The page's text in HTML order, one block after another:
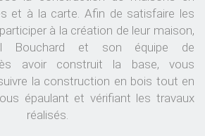
et à la carte. Afin de satisfaire les
à la création de leur maison,
Bouchard et son équipe de
avoir construit la base, vous
la construction en bois tout en
épaulant et vérifiant les travaux
réalisés.